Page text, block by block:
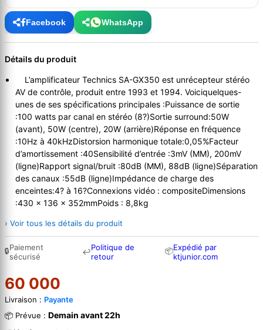
Facebook WhatsApp
Détails du produit
L’amplificateur Technics SA-GX350 est unrécepteur stéréo
AV de contrôle, produit entre 1993 et 1994. Voiciquelques-
unes de ses spécifications principales :Puissance de sortie
:100 watts par canal en stéréo (8?)Sortie surround:50W
(avant), 50W (centre), 20W (arrière)Réponse en fréquence
:10Hz à 40kHzDistorsion harmonique totale:0,05%Facteur
d’amortissement :40Sensibilité d’entrée :3mV (MM), 200mV
(ligne)Rapport signal/bruit :80dB (MM), 88dB (ligne)Séparation
des canaux :55dB (ligne)Impédance de charge des
enceintes:4? à 16?Connexions vidéo : compositeDimensions
:430 x 136 x 352mmPoids : 8,8kg
› Voir tous les détails du produit
🔒Paiement
sécurisé
↩Politique de
retour
📦Expédié par
ktjunior.com
60 000
Livraison : Payante
📦 Prévue : Demain avant 22h